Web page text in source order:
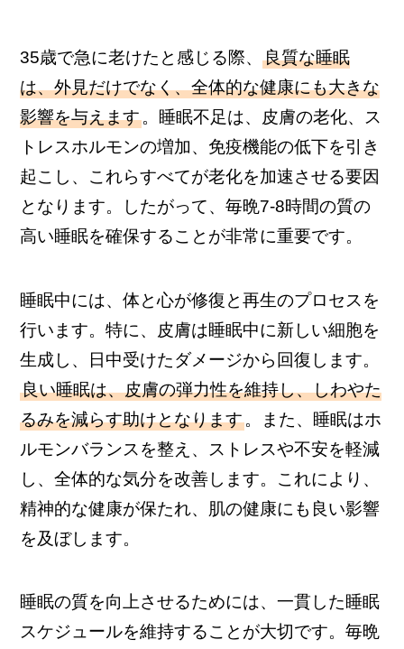
35歳で急に老けたと感じる際、良質な睡眠
は、外見だけでなく、全体的な健康にも大きな
影響を与えます。睡眠不足は、皮膚の老化、ス
トレスホルモンの増加、免疫機能の低下を引き
起こし、これらすべてが老化を加速させる要因
となります。したがって、毎晩7-8時間の質の
高い睡眠を確保することが非常に重要です。
睡眠中には、体と心が修復と再生のプロセスを
行います。特に、皮膚は睡眠中に新しい細胞を
生成し、日中受けたダメージから回復します。
良い睡眠は、皮膚の弾力性を維持し、しわやた
るみを減らす助けとなります。また、睡眠はホ
ルモンバランスを整え、ストレスや不安を軽減
し、全体的な気分を改善します。これにより、
精神的な健康が保たれ、肌の健康にも良い影響
を及ぼします。
睡眠の質を向上させるためには、一貫した睡眠
スケジュールを維持することが大切です。毎晩